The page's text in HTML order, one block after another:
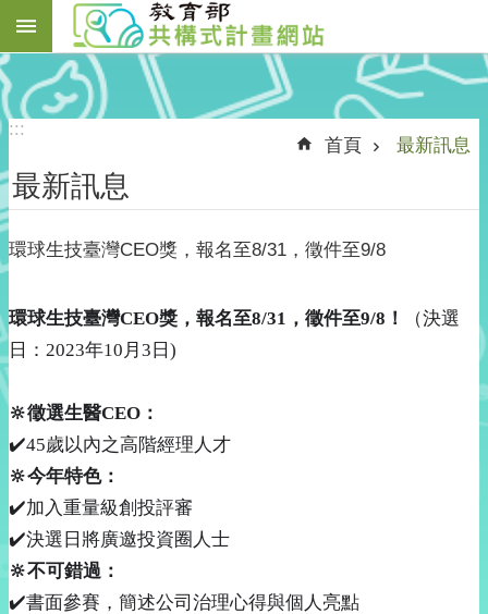
跳到主要內容區塊
搜
進
搜
尋
關
於
我
最
新
訊
息
活
動
訊
:::
首頁 最新訊息
最新訊息
環球生技臺灣CEO獎，報名至8/31，徵件至9/8
環球生技臺灣CEO獎，報名至8/31 ，徵件至9/8 ！
（決選
日： 2023年10 月 3 日 )
🔆徵選生醫CEO ：
✔45歲以內之高階經理人才
🔆今年特色：
✔加入重量級創投評審
✔決選日將廣邀投資圈人士
🔆不可錯過：
✔書面參賽，簡述公司治理心得與個人亮點